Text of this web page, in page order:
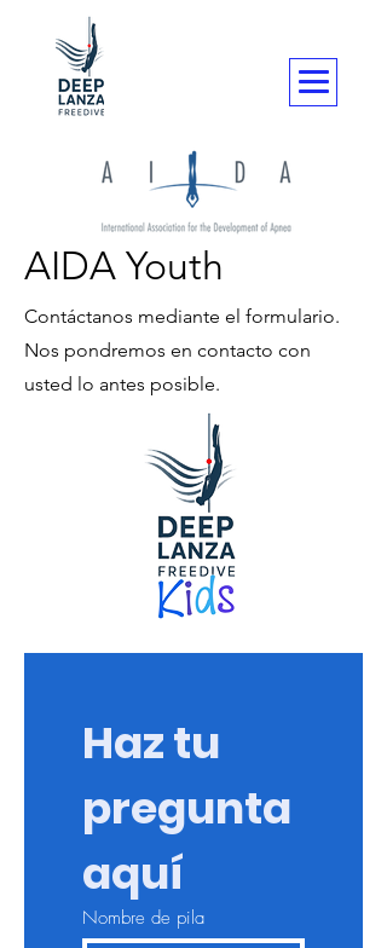
AIDA Youth
Contáctanos mediante el formulario.
Nos pondremos en contacto con
usted lo antes posible.
Haz tu
pregunta
aquí
Nombre de pila